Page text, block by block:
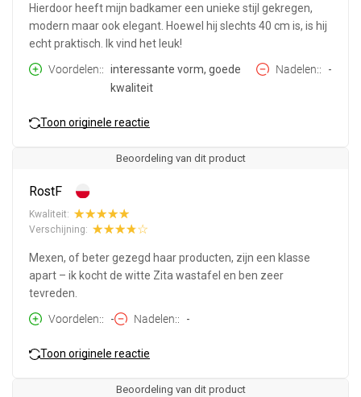
Hierdoor heeft mijn badkamer een unieke stijl gekregen,
modern maar ook elegant. Hoewel hij slechts 40 cm is, is hij
echt praktisch. Ik vind het leuk!
Voordelen:
interessante vorm, goede
kwaliteit
Nadelen: -
Toon originele reactie
Beoordeling van dit product
RostF
Kwaliteit:
Verschijning:
Mexen, of beter gezegd haar producten, zijn een klasse
apart – ik kocht de witte Zita wastafel en ben zeer
tevreden.
Voordelen:
- Nadelen: -
Toon originele reactie
Beoordeling van dit product